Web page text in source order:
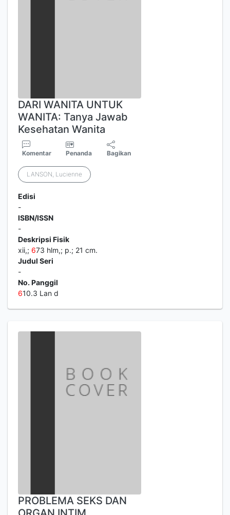
DARI WANITA UNTUK
WANITA: Tanya Jawab
Kesehatan Wanita
Komentar Penanda Bagikan
LANSON, Lucienne
Edisi
-
ISBN/ISSN
-
Deskripsi Fisik
xii,; 673 hlm,; p.; 21 cm.
Judul Seri
-
No. Panggil
610.3 Lan d
PROBLEMA SEKS DAN